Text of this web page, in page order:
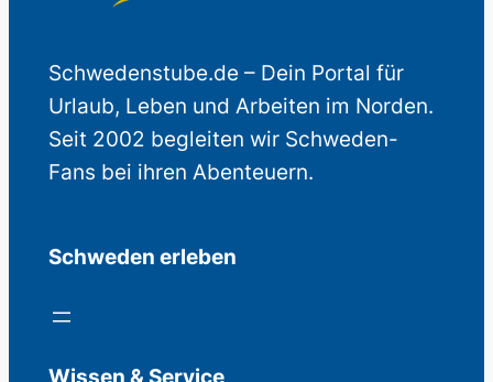
Schwedenstube.de – Dein Portal für
Urlaub, Leben und Arbeiten im Norden.
Seit 2002 begleiten wir Schweden-
Fans bei ihren Abenteuern.
Schweden erleben